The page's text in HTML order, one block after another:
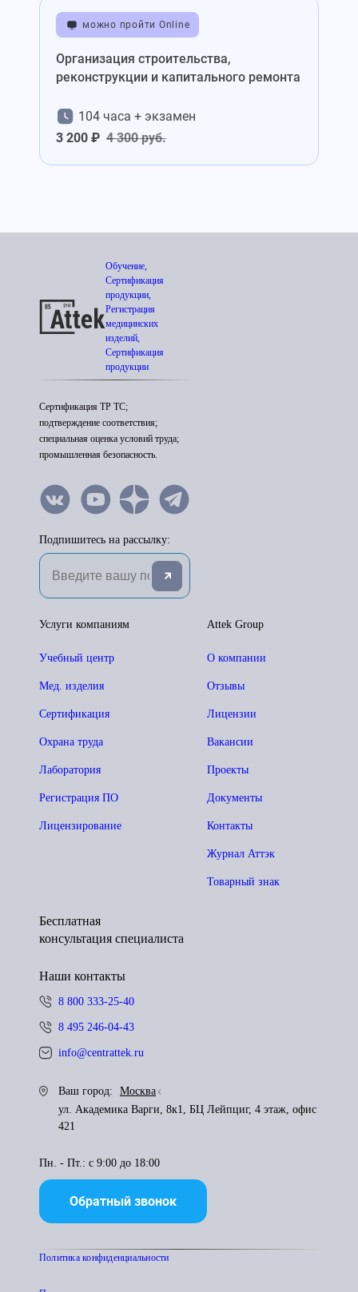
можно пройти Online
Организация строительства,
реконструкции и капитального ремонта
104 часа + экзамен
3 200 ₽ 4 300 руб.
Обучение,
Сертификация
продукции,
Регистрация
медицинских
изделий,
Сертификация
продукции
Сертификация ТР ТС;
подтверждение соответствия;
специальная оценка условий труда;
промышленная безопасность.
Подпишитесь на рассылку:
Attek Group
О компании
Отзывы
Лицензии
Вакансии
Проекты
Документы
Контакты
Журнал Аттэк
Товарный знак
Услуги компаниям
Учебный центр
Мед. изделия
Сертификация
Охрана труда
Лаборатория
Регистрация ПО
Лицензирование
Бесплатная
консультация специалиста
Наши контакты
8 800 333-25-40
8 495 246-04-43
info@centrattek.ru
Ваш город:
Москва
ул. Академика Варги, 8к1, БЦ Лейпциг, 4 этаж, офис
421
Пн. - Пт.: с 9:00 до 18:00
Обратный звонок
Политика конфиденциальности